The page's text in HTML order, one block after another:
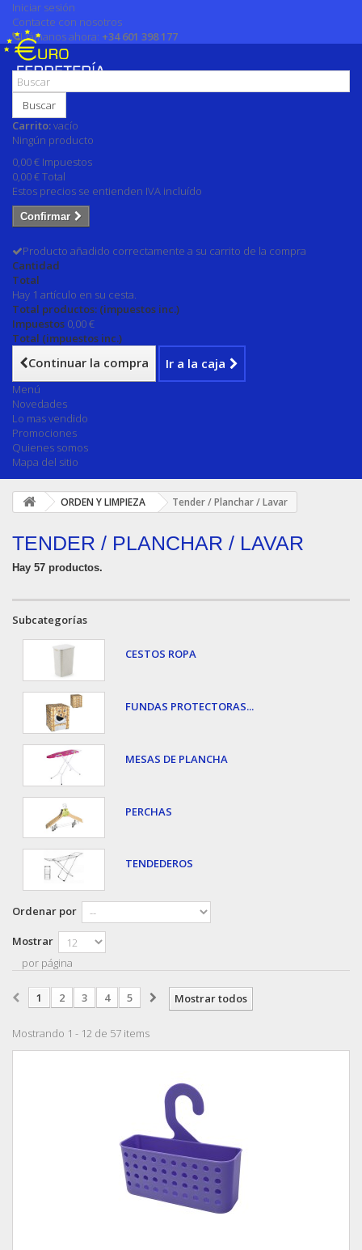
Iniciar sesión
Contacte con nosotros
Llámanos ahora: +34 601 398 177
Buscar
Carrito:vacío
Ningún producto
0,00 € Impuestos
0,00 €Total
Estos precios se entienden IVA incluído
Confirmar
Producto añadido correctamente a su carrito de la compra
Cantidad
Total
Hay 1 artículo en su cesta.
Total productos: (impuestos inc.)
Impuestos 0,00 €
Total (impuestos inc.)
Continuar la compra Ir a la caja
Menú
Novedades
Lo mas vendido
Promociones
Quienes somos
Mapa del sitio
ORDEN Y LIMPIEZA Tender / Planchar / Lavar
TENDER / PLANCHAR / LAVAR
Hay 57 productos.
Subcategorías
CESTOS ROPA
FUNDAS PROTECTORAS...
MESAS DE PLANCHA
PERCHAS
TENDEDEROS
Ordenar por
Mostrar
por página
Mostrar todos
1 2 3 4 5
Mostrando 1 - 12 de 57 items